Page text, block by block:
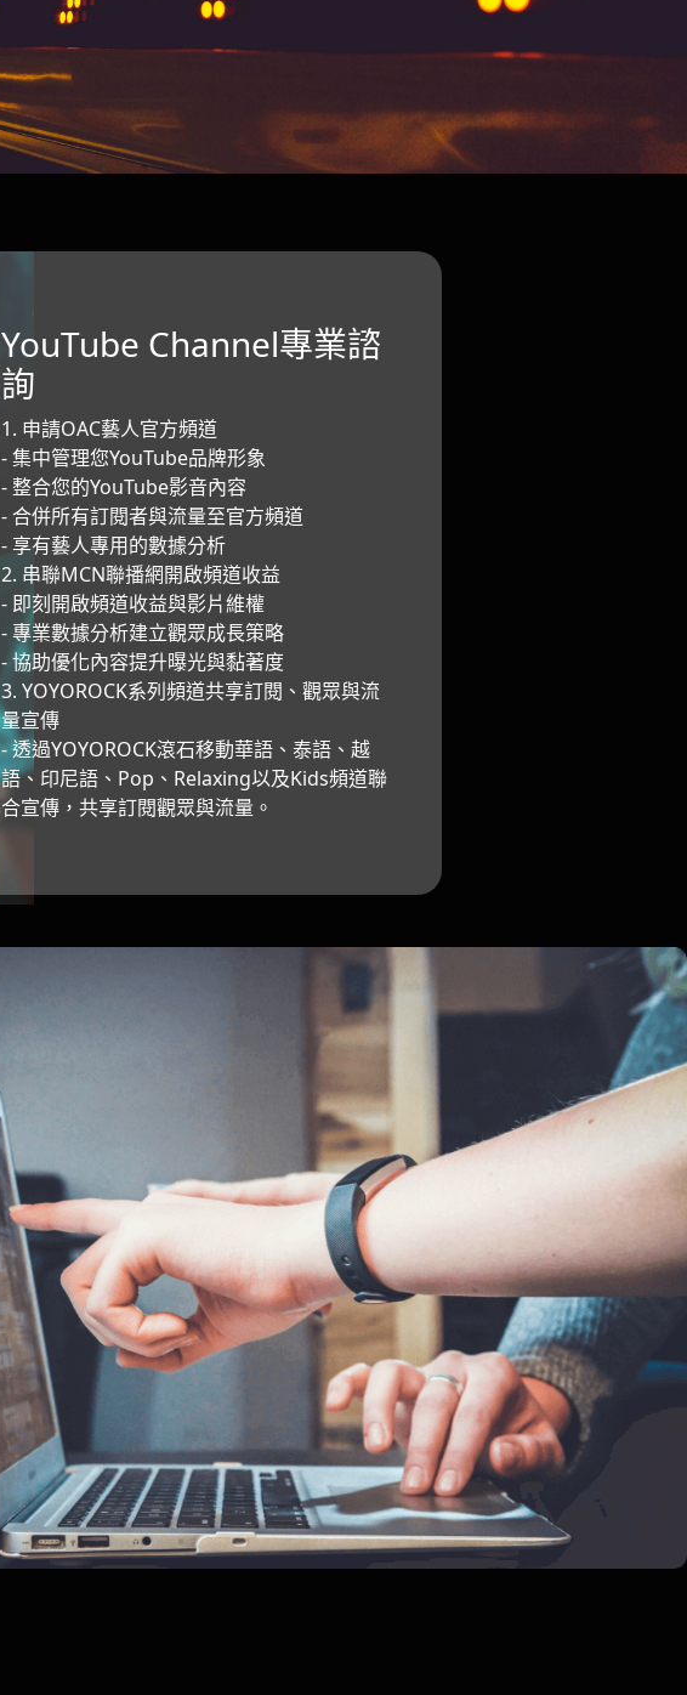
YouTube Channel專業諮
詢
1. 申請OAC藝人官方頻道
- 集中管理您YouTube品牌形象
- 整合您的YouTube影音內容
- 合併所有訂閱者與流量至官方頻道
- 享有藝人專用的數據分析
2. 串聯MCN聯播網開啟頻道收益
- 即刻開啟頻道收益與影片維權
- 專業數據分析建立觀眾成長策略
- 協助優化內容提升曝光與黏著度
3. YOYOROCK系列頻道共享訂閱、觀眾與流
量宣傳
- 透過YOYOROCK滾石移動華語、泰語、越
語、印尼語、Pop、Relaxing以及Kids頻道聯
合宣傳，共享訂閱觀眾與流量。